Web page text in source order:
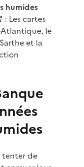
humides
: Les cartes
le
et la
tenter de